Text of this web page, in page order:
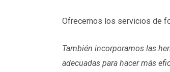
Ofrecemos los servicios de
También incorporamos las
adecuadas para hacer más